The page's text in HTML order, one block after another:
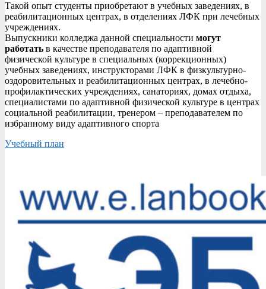
Такой опыт студенты приобретают в учебных заведениях, в
реабилитационных центрах, в отделениях ЛФК при лечебных
учреждениях.
Выпускники колледжа данной специальности могут
работать в качестве преподавателя по адаптивной
физической культуре в специальных (коррекционных)
учебных заведениях, инструкторами ЛФК в физкультурно-
оздоровительных и реабилитационных центрах, в лечебно-
профилактических учреждениях, санаториях, домах отдыха,
специалистами по адаптивной физической культуре в центрах
социальной реабилитации, тренером – преподавателем по
избранному виду адаптивного спорта
Учебный план